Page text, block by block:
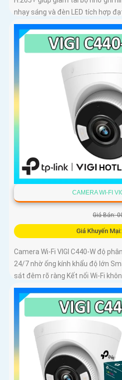
nhạy sáng và đèn LED tích hợp
chuyển động phát hiện con
giả mạo kiểm soát toàn bộ từ xa
CAMERA WI-FI
Giá Bán:
Giá Khuyến
Camera Wi-Fi VIGI C440-W độ
24/7 nhờ ống kính khẩu độ lớn
sát đêm rõ ràng Kết nối Wi-Fi
phương tiện cảnh báo xâm nhập
nén H.265+ Lưu trữ microSD